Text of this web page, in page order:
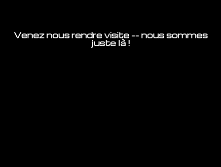
Venez nous rendre visite -- nous sommes
juste là !